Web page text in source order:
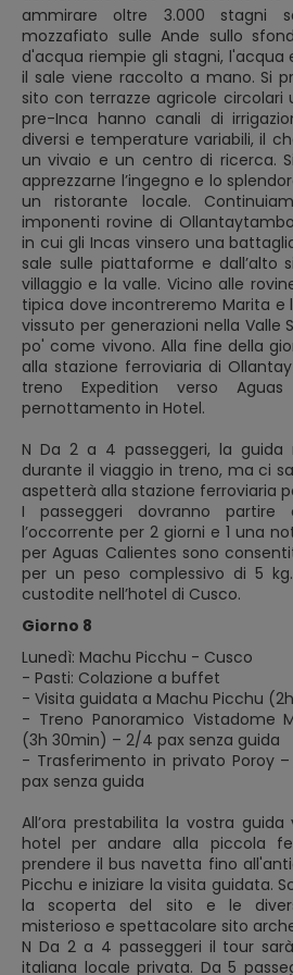
ammirare oltre 3.000 stagni
mozzafiato sulle Ande sullo
d'acqua riempie gli stagni, l'acqua
il sale viene raccolto a mano. Si
sito con terrazze agricole circolari
pre-Inca hanno canali di
diversi e temperature variabili, il
un vivaio e un centro di ricerca.
apprezzarne l’ingegno e lo
un ristorante locale.
imponenti rovine di
in cui gli Incas vinsero una
sale sulle piattaforme e dall’alto
villaggio e la valle. Vicino alle
tipica dove incontreremo Marita e
vissuto per generazioni nella Valle
po' come vivono. Alla fine della
alla stazione ferroviaria di
treno Expedition verso
pernottamento in Hotel.
N Da 2 a 4 passeggeri, la guida
durante il viaggio in treno, ma ci
aspetterà alla stazione ferroviaria
I passeggeri dovranno
l’occorrente per 2 giorni e 1 una
per Aguas Calientes sono
per un peso complessivo di 5
custodite nell’hotel di Cusco.
Giorno 8
Lunedì: Machu Picchu - Cusco
- Pasti: Colazione a buffet
- Visita guidata a Machu Picchu
- Treno Panoramico Vistadome
(3h 30min) – 2/4 pax senza guida
- Trasferimento in privato Poroy
pax senza guida
All’ora prestabilita la vostra
hotel per andare alla piccola
prendere il bus navetta fino
Picchu e iniziare la visita guidata.
la scoperta del sito e le
misterioso e spettacolare sito
N Da 2 a 4 passeggeri il tour
italiana locale privata. Da 5